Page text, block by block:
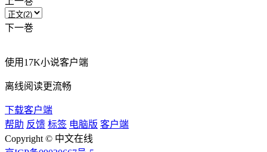
下一巻
使用 17K小说客户端
离线阅读更流畅
下载客户端
帮助 反馈 标签 电脑版 客户端
Copyright © 中文在线